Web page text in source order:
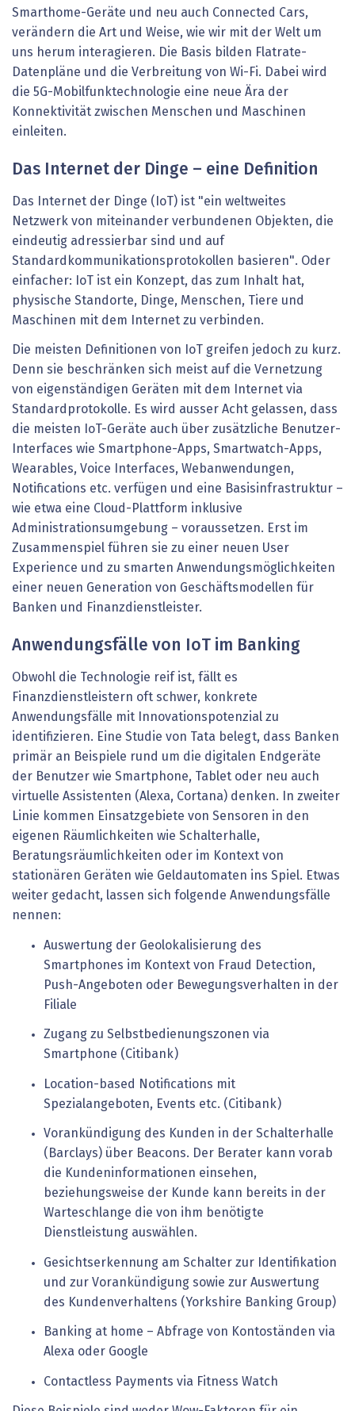
Smarthome-Geräte und neu auch Connected Cars,
verändern die Art und Weise, wie wir mit der Welt um
uns herum interagieren. Die Basis bilden Flatrate-
Datenpläne und die Verbreitung von Wi-Fi. Dabei wird
die 5G-Mobilfunktechnologie eine neue Ära der
Konnektivität zwischen Menschen und Maschinen
einleiten.
Das Internet der Dinge – eine Definition
Das Internet der Dinge (IoT) ist "ein weltweites
Netzwerk von miteinander verbundenen Objekten, die
eindeutig adressierbar sind und auf
Standardkommunikationsprotokollen basieren". Oder
einfacher: IoT ist ein Konzept, das zum Inhalt hat,
physische Standorte, Dinge, Menschen, Tiere und
Maschinen mit dem Internet zu verbinden.
Die meisten Definitionen von IoT greifen jedoch zu kurz.
Denn sie beschränken sich meist auf die Vernetzung
von eigenständigen Geräten mit dem Internet via
Standardprotokolle. Es wird ausser Acht gelassen, dass
die meisten IoT-Geräte auch über zusätzliche Benutzer-
Interfaces wie Smartphone-Apps, Smartwatch-Apps,
Wearables, Voice Interfaces, Webanwendungen,
Notifications etc. verfügen und eine Basisinfrastruktur –
wie etwa eine Cloud-Plattform inklusive
Administrationsumgebung – voraussetzen. Erst im
Zusammenspiel führen sie zu einer neuen User
Experience und zu smarten Anwendungsmöglichkeiten
einer neuen Generation von Geschäftsmodellen für
Banken und Finanzdienstleister.
Anwendungsfälle von IoT im Banking
Obwohl die Technologie reif ist, fällt es
Finanzdienstleistern oft schwer, konkrete
Anwendungsfälle mit Innovationspotenzial zu
identifizieren. Eine Studie von Tata belegt, dass Banken
primär an Beispiele rund um die digitalen Endgeräte
der Benutzer wie Smartphone, Tablet oder neu auch
virtuelle Assistenten (Alexa, Cortana) denken. In zweiter
Linie kommen Einsatzgebiete von Sensoren in den
eigenen Räumlichkeiten wie Schalterhalle,
Beratungsräumlichkeiten oder im Kontext von
stationären Geräten wie Geldautomaten ins Spiel. Etwas
weiter gedacht, lassen sich folgende Anwendungsfälle
nennen:
Auswertung der Geolokalisierung des
Smartphones im Kontext von Fraud Detection,
Push-Angeboten oder Bewegungsverhalten in der
Filiale
Zugang zu Selbstbedienungszonen via
Smartphone (Citibank)
Location-based Notifications mit
Spezialangeboten, Events etc. (Citibank)
Vorankündigung des Kunden in der Schalterhalle
(Barclays) über Beacons. Der Berater kann vorab
die Kundeninformationen einsehen,
beziehungsweise der Kunde kann bereits in der
Warteschlange die von ihm benötigte
Dienstleistung auswählen.
Gesichtserkennung am Schalter zur Identifikation
und zur Vorankündigung sowie zur Auswertung
des Kundenverhaltens (Yorkshire Banking Group)
Banking at home – Abfrage von Kontoständen via
Alexa oder Google
Contactless Payments via Fitness Watch